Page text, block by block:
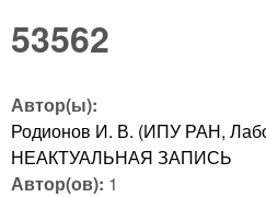
53562
Автор(ы):
Родионов И. В. (ИПУ РАН,
НЕАКТУАЛЬНАЯ ЗАПИСЬ
Автор(ов): 1